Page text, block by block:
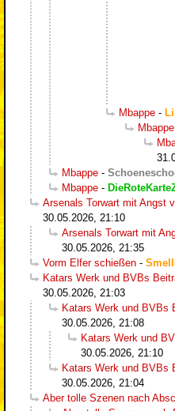
Mbappe -
Mbappe
Mbappe -
Mbappe -
Arsenals Torwart mit Angst
30.05.2026, 21:10
Arsenals Torwart mit
30.05.2026, 21:35
Vorm Elfer schießen -
Katars Werk und BVBs
30.05.2026, 21:03
Katars Werk und BVBs
30.05.2026, 21:08
Katars Werk und
30.05.2026, 21:10
Katars Werk und BVBs
30.05.2026, 21:04
Aber tolle Szenen nach